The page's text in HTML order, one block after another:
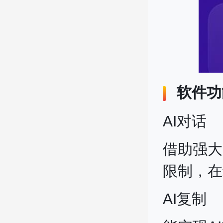
软件
AI对话
借助强
限制，
AI复制